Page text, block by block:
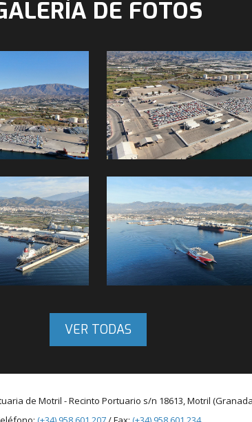
DE FOTOS
VER TODAS
de Motril - Recinto Portuario s/n 18613, Motril